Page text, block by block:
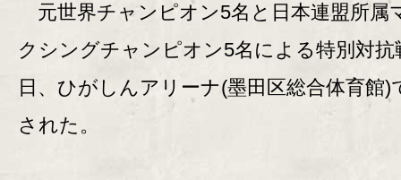
元世界チャンピオン5名と日本連盟所属
クシングチャンピオン5名による特別対抗
日、ひがしんアリーナ(墨田区総合体育館)
された。